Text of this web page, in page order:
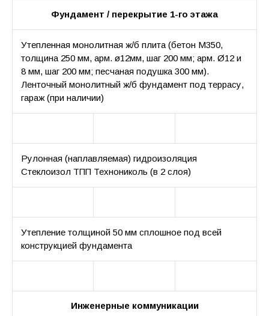
Фундамент / перекрытие 1-го этажа
Утепленная монолитная ж/б плита (бетон М350,
толщина 250 мм, арм. ø12мм, шаг 200 мм; арм. Ø12 и
8 мм, шаг 200 мм; песчаная подушка 300 мм).
Ленточный монолитный ж/б фундамент под террасу,
гараж (при наличии)
Рулонная (наплавляемая) гидроизоляция
Стеклоизол ТПП Технониколь (в 2 слоя)
Утепление толщиной 50 мм сплошное под всей
конструкцией фундамента
Инженерные коммуникации